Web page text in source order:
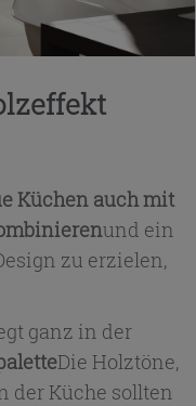
Küchen auch mit
und ein
zu erzielen,
ganz in der
Die Holztöne,
der Küche sollten